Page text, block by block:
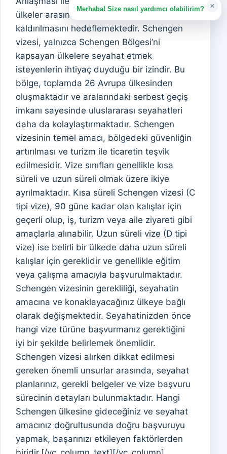
ülkeler arasında sınır kontrollerinin
kaldırılmasını hedeflemektedir. Schengen
vizesi, yalnızca Schengen Bölgesi’ni
kapsayan ülkelere seyahat etmek
isteyenlerin ihtiyaç duyduğu bir izindir. Bu
bölge, toplamda 26 Avrupa ülkesinden
oluşmaktadır ve aralarındaki serbest geçiş
imkanı sayesinde uluslararası seyahatleri
daha da kolaylaştırmaktadır. Schengen
vizesinin temel amacı, bölgedeki güvenliğin
artırılması ve turizm ile ticaretin teşvik
edilmesidir. Vize sınıfları genellikle kısa
süreli ve uzun süreli olmak üzere ikiye
ayrılmaktadır. Kısa süreli Schengen vizesi (C
tipi vize), 90 güne kadar olan kalışlar için
geçerli olup, iş, turizm veya aile ziyareti gibi
amaçlarla alınabilir. Uzun süreli vize (D tipi
vize) ise belirli bir ülkede daha uzun süreli
kalışlar için gereklidir ve genellikle eğitim
veya çalışma amacıyla başvurulmaktadır.
Schengen vizesinin gerekliliği, seyahatin
amacına ve konaklayacağınız ülkeye bağlı
olarak değişmektedir. Seyahatinizden önce
hangi vize türüne başvurmanız gerektiğini
iyi bir şekilde belirlemek önemlidir.
Schengen vizesi alırken dikkat edilmesi
gereken önemli unsurlar arasında, seyahat
planlarınız, gerekli belgeler ve vize başvuru
sürecinin detayları bulunmaktadır. Hangi
Schengen ülkesine gideceğiniz ve seyahat
amacınız doğrultusunda doğru başvuruyu
yapmak, başarınızı etkileyen faktörlerden
Merhaba! Size nasıl yardımcı olabilirim? ×